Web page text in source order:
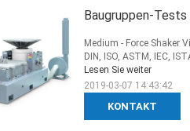
Baugruppen-Tests
KONTAKT
Medium - Force Shaker
DIN, ISO, ASTM, IEC,
Lesen Sie weiter
2019-03-07 14:43:42